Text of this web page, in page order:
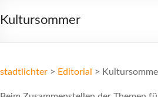
für
und
Kultursommer
stadtlichter > Editorial >